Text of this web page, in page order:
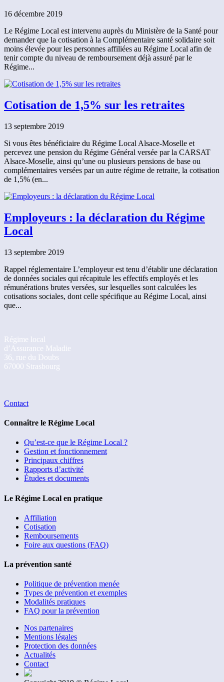
16 décembre 2019
Le Régime Local est intervenu auprès du Ministère de la Santé pour
demander que la cotisation à la Complémentaire santé solidaire soit
moins élevée pour les personnes affiliées au Régime Local afin de
tenir compte du niveau de remboursement déjà assuré par le
Régime...
Cotisation de 1,5% sur les retraites
13 septembre 2019
Si vous êtes bénéficiaire du Régime Local Alsace-Moselle et
percevez une pension du Régime Général versée par la CARSAT
Alsace-Moselle, ainsi qu’une ou plusieurs pensions de base ou
complémentaires versées par un autre régime de retraite, la cotisation
de 1,5% (en...
Employeurs : la déclaration du Régime
Local
13 septembre 2019
Rappel réglementaire L’employeur est tenu d’établir une déclaration
de données sociales qui récapitule les effectifs employés et les
rémunérations brutes versées, sur lesquelles sont calculées les
cotisations sociales, dont celle spécifique au Régime Local, ainsi
que...
Régime local
d’Assurance Maladie
36, rue du Doubs
67000 Strasbourg
Contact
Connaître le Régime Local
Qu’est-ce que le Régime Local ?
Gestion et fonctionnement
Principaux chiffres
Rapports d’activité
Études et documents
Le Régime Local en pratique
Affiliation
Cotisation
Remboursements
Foire aux questions (FAQ)
La prévention santé
Politique de prévention menée
Types de prévention et exemples
Modalités pratiques
FAQ pour la prévention
Nos partenaires
Mentions légales
Protection des données
Actualités
Contact